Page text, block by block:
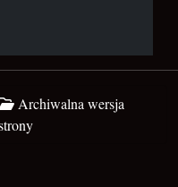
Archiwalna wersja